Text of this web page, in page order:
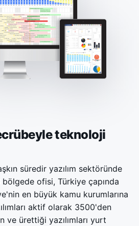
teknoloji
süredir yazılım sektöründe
ofisi, Türkiye çapında
en büyük kamu kurumlarına
aktif olarak 3500'den
ve ürettiği yazılımları yurt